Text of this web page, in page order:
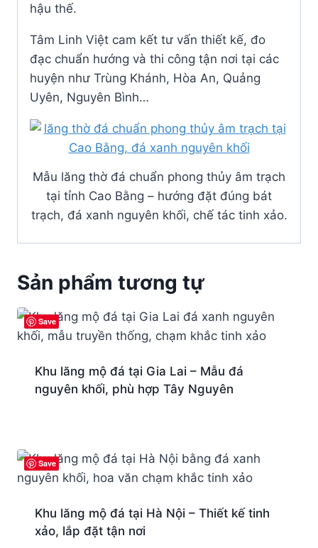
hậu thế.
Tâm Linh Việt cam kết tư vấn thiết kế, đo
đạc chuẩn hướng và thi công tận nơi tại các
huyện như Trùng Khánh, Hòa An, Quảng
Uyên, Nguyên Bình…
Mẫu lăng thờ đá chuẩn phong thủy âm trạch
tại tỉnh Cao Bằng – hướng đặt đúng bát
trạch, đá xanh nguyên khối, chế tác tinh xảo.
Sản phẩm tương tự
Save
Khu lăng mộ đá tại Gia Lai – Mẫu đá
nguyên khối, phù hợp Tây Nguyên
Save
Khu lăng mộ đá tại Hà Nội – Thiết kế tinh
xảo, lắp đặt tận nơi